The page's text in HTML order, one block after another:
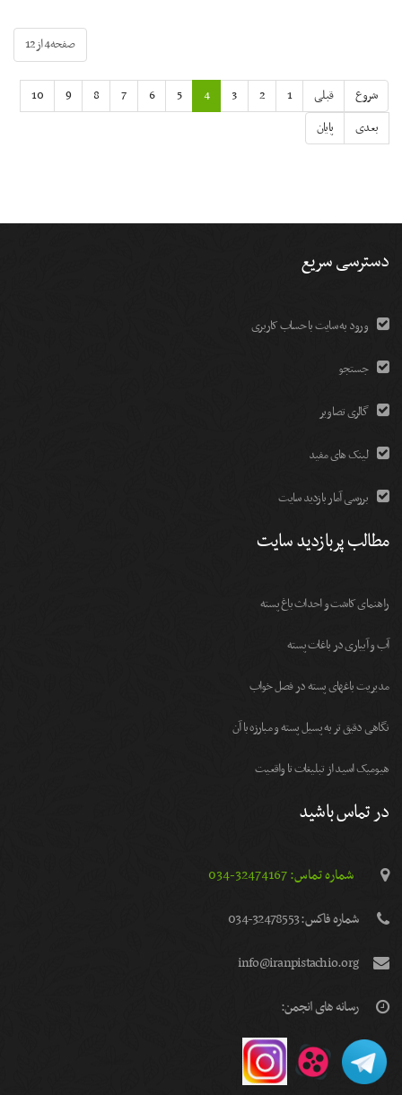
صفحه4 از12
شروع قبلی 1
2
3
4
5
6
7
8
9
10
بعدی
پایان
دسترسی سریع
ورود به سایت با حساب کاربری
جستجو
گالری تصاویر
لینک های مفید
بررسی آمار بازدید سایت
مطالب پربازدید سایت
راهنمای کاشت و احداث باغ پسته
آب و آبیاری در باغات پسته
مديريت باغهای پسته در فصل خواب
نگاهی دقیق تر به پسیل پسته و مبارزه با آن
هیومیک اسید از تبلیغات تا واقعیت
در تماس باشید
شماره تماس: 32474167-034
شماره فاكس: 32478553-034
info@iranpistachio.org
رسانه های انجمن: